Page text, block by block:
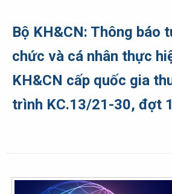
Bộ KH&CN: Thông báo
chức và cá nhân thực
KH&CN cấp quốc gia
trình KC.13/21-30, đợt